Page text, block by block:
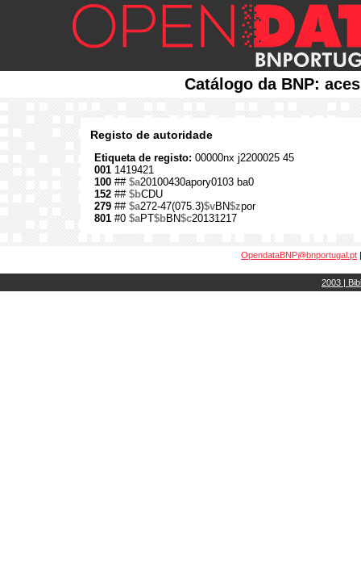
Catálogo da BNP:
Registo de autoridade
Etiqueta de registo: 00000nx j2200025 45
001 1419421
100 ## $a20100430apory0103 ba0
152 ## $bCDU
279 ## $a272-47(075.3)$vBN$zpor
801 #0 $aPT$bBN$c20131217
OpendataBNP@bnportugal.pt
2003 |